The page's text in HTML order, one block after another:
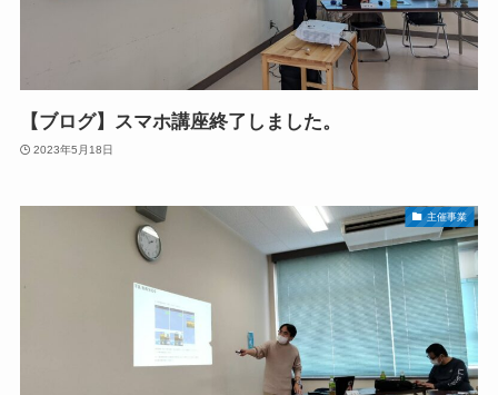
【ブログ】スマホ講座終了しました。
2023年5月18日
主催事業